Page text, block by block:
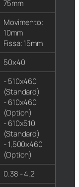
75mm
Movimento:
10mm
Fissa: 15mm
50x40
- 510x460
(Standard)
- 610x460
(Option)
- 610x510
(Standard)
- 1,500x460
(Option)
0.38 - 4.2